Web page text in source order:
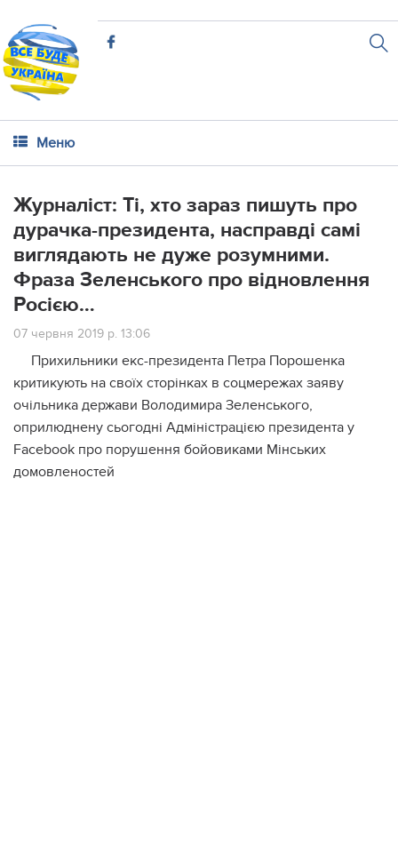
Меню
Журналіст: Ті, хто зараз пишуть про
дурачка-президента, насправді самі
виглядають не дуже розумними.
Фраза Зеленського про відновлення
Росією…
07 червня 2019 р. 13:06
Прихильники екс-президента Петра Порошенка
критикують на своїх сторінках в соцмережах заяву
очільника держави Володимира Зеленського,
оприлюднену сьогодні Адміністрацією президента у
Facebook про порушення бойовиками Мінських
домовленостей